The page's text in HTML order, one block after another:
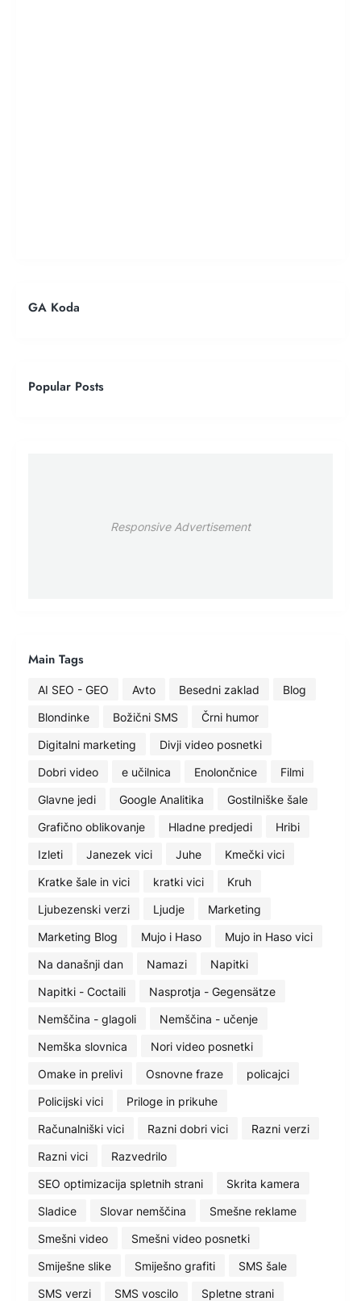
GA Koda
Popular Posts
Responsive Advertisement
Main Tags
AI SEO - GEO Avto Besedni zaklad
Blog
Blondinke
Božični SMS
Črni humor
Digitalni marketing
Divji video posnetki
Dobri video
e učilnica Enolončnice
Filmi
Glavne jedi
Google Analitika
Gostilniške šale
Grafično oblikovanje
Hladne predjedi
Hribi
Izleti
Janezek vici Juhe
Kmečki vici
Kratke šale in vici
kratki vici
Kruh
Ljubezenski verzi
Ljudje
Marketing
Marketing Blog
Mujo i Haso
Mujo in Haso vici
Na današnji dan
Namazi
Napitki
Napitki - Coctaili
Nasprotja - Gegensätze
Nemščina - glagoli
Nemščina - učenje
Nemška slovnica
Nori video posnetki
Omake in prelivi
Osnovne fraze
policajci
Policijski vici
Priloge in prikuhe
Računalniški vici
Razni dobri vici
Razni verzi
Razni vici
Razvedrilo
SEO optimizacija spletnih strani
Skrita kamera
Sladice
Slovar nemščina
Smešne reklame
Smešni video
Smešni video posnetki
Smiješne slike
Smiješno grafiti
SMS šale
SMS verzi
SMS voscilo
Spletne strani